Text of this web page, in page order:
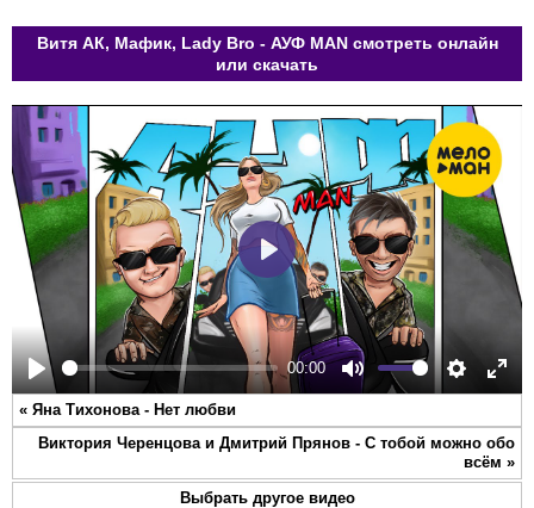
Витя АК, Мафик, Lady Bro - АУФ МАN смотреть онлайн
или скачать
Play
00:00
Mute Settings
Play
« Яна Тихонова - Нет любви
Виктория Черенцова и Дмитрий Прянов - С тобой можно обо
всём »
Выбрать другое видео